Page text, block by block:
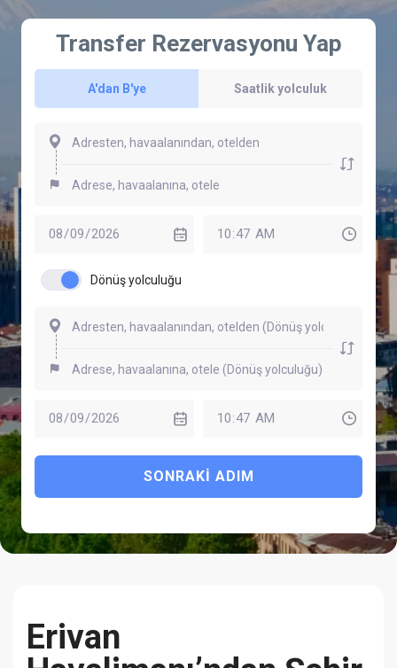
Transfer Rezervasyonu Yap
A'dan B'ye Saatlik yolculuk
Dönüş yolculuğu
SONRAKI ADIM
Erivan